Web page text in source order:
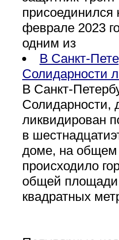
присоединился
феврале 2023
одним из
В Санкт-
Солидарности
В Санкт-
Солидарности,
ликвидирован
в
доме, на общем
происходило
общей площади
квадратных